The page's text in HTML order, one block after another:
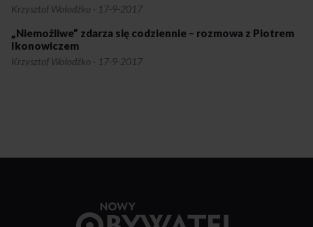
Krzysztof Wołodźko · 17-9-2017
„Niemożliwe” zdarza się codziennie – rozmowa z Piotrem
Ikonowiczem
Krzysztof Wołodźko · 17-9-2017